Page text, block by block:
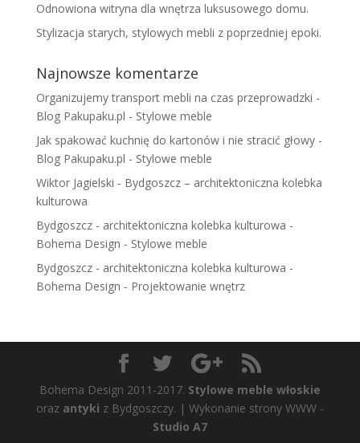
Odnowiona witryna dla wnętrza luksusowego domu.
Stylizacja starych, stylowych mebli z poprzedniej epoki.
Najnowsze komentarze
Organizujemy transport mebli na czas przeprowadzki -
Blog Pakupaku.pl - Stylowe meble
Jak spakować kuchnię do kartonów i nie stracić głowy -
Blog Pakupaku.pl - Stylowe meble
Wiktor Jagielski - Bydgoszcz – architektoniczna kolebka
kulturowa
Bydgoszcz - architektoniczna kolebka kulturowa -
Bohema Design - Stylowe meble
Bydgoszcz - architektoniczna kolebka kulturowa -
Bohema Design - Projektowanie wnętrz
Bohema Design 2011-2017. Stylowe meble włoskie
oraz antyki z Bydgoszczy. | Wykonanie strony WWW -
Studio A7